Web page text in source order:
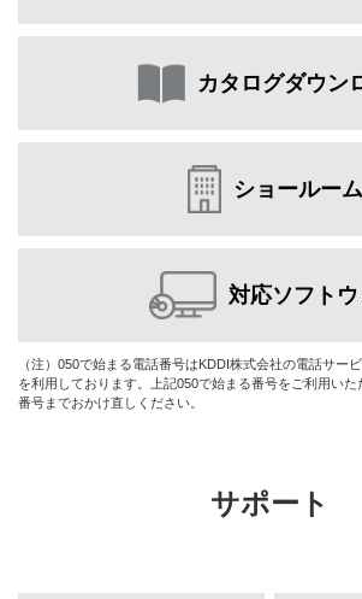
カタログダウン
ショールーム
対応ソフト
（注）050で始まる電話番号はKDDI株式会社の電話サー
を利用しております。上記050で始まる番号をご利用い
番号までおかけ直しください。
サポート